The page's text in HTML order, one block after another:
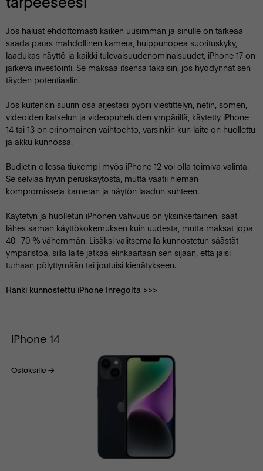
Jos haluat ehdottomasti kaiken uusimman ja sinulle on tärkeää
saada paras mahdollinen kamera, huippunopea suorituskyky,
laadukas näyttö ja kaikki tulevaisuudenominaisuudet, iPhone 17 on
järkevä investointi. Se maksaa itsensä takaisin, jos hyödynnät sen
täyden potentiaalin.
Jos kuitenkin suurin osa arjestasi pyörii viestittelyn, netin, somen,
videoiden katselun ja videopuheluiden ympärillä, käytetty iPhone
14 tai 13 on erinomainen vaihtoehto, varsinkin kun laite on huollettu
ja akku kunnossa.
Budjetin ollessa tiukempi myös iPhone 12 voi olla toimiva valinta.
Se selviää hyvin peruskäytöstä, mutta vaatii hieman
kompromisseja kameran ja näytön laadun suhteen.
Käytetyn ja huolletun iPhonen vahvuus on yksinkertainen: saat
lähes saman käyttökokemuksen kuin uudesta, mutta maksat jopa
40–70 % vähemmän. Lisäksi valitsemalla kunnostetun säästät
ympäristöä, sillä laite jatkaa elinkaartaan sen sijaan, että jäisi
turhaan pölyttymään tai joutuisi kierrätykseen.
Hanki kunnostettu iPhone Inregolta >>>
iPhone 14
Ostoksille